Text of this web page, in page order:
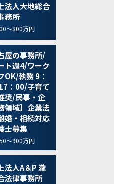
法人大地総合
務所
～800万円
屋の事務所/
ト週4/ワーク
OK/執務 9：
：00/子育て
奨/民事・企
領域】企業法
婚・相続対応
士募集
～900万円
法人A＆P 瀧
法律事務所